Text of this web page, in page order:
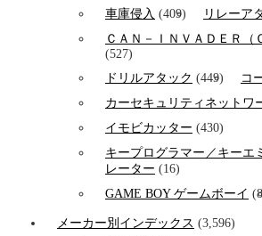
車庫侵入 (409) リレーア
ＣＡＮ－ＩＮＶＡＤＥＲ（
(527)
ドリルアタック (449) コ
カーセキュリティネットワ
イモビカッター (430)
キープログラマー／キーエ
レーター (16)
GAME BOY ゲームボーイ
メーカー別インデックス (3,596)